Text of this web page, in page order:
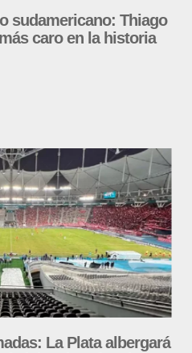
sudamericano: Thiago
caro en la historia
La Plata albergará